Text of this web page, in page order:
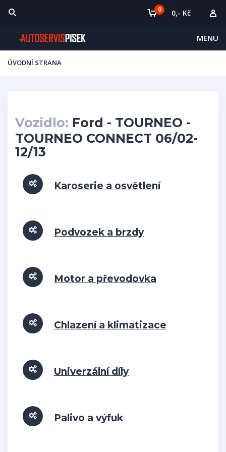
MENU
0 0,- Kč
ÚVODNÍ STRANA
Vozidlo: Ford - TOURNEO -
TOURNEO CONNECT 06/02-
12/13
Karoserie a osvětlení
Podvozek a brzdy
Motor a převodovka
Chlazení a klimatizace
Univerzální díly
Palivo a výfuk